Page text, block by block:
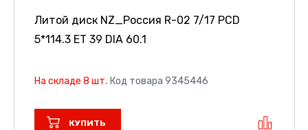
Литой диск NZ_Россия R-02 7/17 PCD
5*114.3 ET 39 DIA 60.1
На складе 8 шт. Код товара 9345446
КУПИТЬ